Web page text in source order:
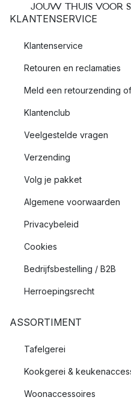
JOUW THUIS VOOR
KLANTENSERVICE
Klantenservice
Retouren en reclamaties
Meld een retourzending
Klantenclub
Veelgestelde vragen
Verzending
Volg je pakket
Algemene voorwaarden
Privacybeleid
Cookies
Bedrijfsbestelling / B2B
Herroepingsrecht
ASSORTIMENT
Tafelgerei
Kookgerei &
Woonaccessoires